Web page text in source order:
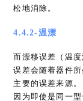
松地消除。
4.4.2-温漂
而漂移误差（温
误差会随着器件
主要的误差来源。
因为即使是同一